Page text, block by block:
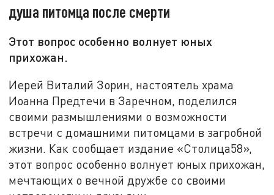
душа питомца после смерти
Этот вопрос особенно волнует юных
прихожан.
Иерей Виталий Зорин, настоятель храма
Иоанна Предтечи в Заречном, поделился
своими размышлениями о возможности
встречи с домашними питомцами в загробной
жизни. Как сообщает издание «Столица58»,
этот вопрос особенно волнует юных прихожан,
мечтающих о вечной дружбе со своими